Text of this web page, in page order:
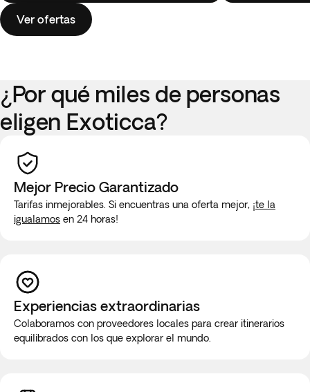
Ver ofertas
¿Por qué miles de personas
eligen Exoticca?
Mejor Precio Garantizado
Tarifas inmejorables. Si encuentras una oferta mejor, ¡te la
igualamos en 24 horas!
Experiencias extraordinarias
Colaboramos con proveedores locales para crear itinerarios
equilibrados con los que explorar el mundo.